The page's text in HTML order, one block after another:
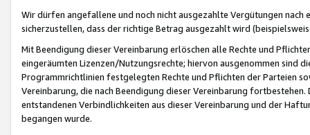
Wir dürfen angefallene und noch nicht ausgezahlte Vergütungen
sicherzustellen, dass der richtige Betrag ausgezahlt wird
Mit Beendigung dieser Vereinbarung erlöschen alle Rechte und
eingeräumten Lizenzen/Nutzungsrechte; hiervon ausgenommen sind
Programmrichtlinien festgelegten Rechte und Pflichten der Parteien
Vereinbarung, die nach Beendigung dieser Vereinbarung
entstandenen Verbindlichkeiten aus dieser Vereinbarung und der
begangen wurde.